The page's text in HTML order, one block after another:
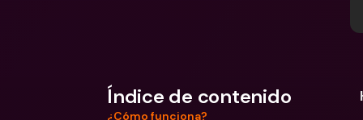
Índice de contenido
¿Cómo funciona?